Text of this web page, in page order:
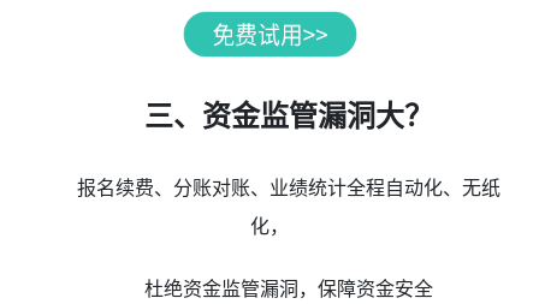
三、资金监管漏洞大？
报名续费、分账对账、业绩统计全程自动化、无纸
化，
杜绝资金监管漏洞，保障资金安全